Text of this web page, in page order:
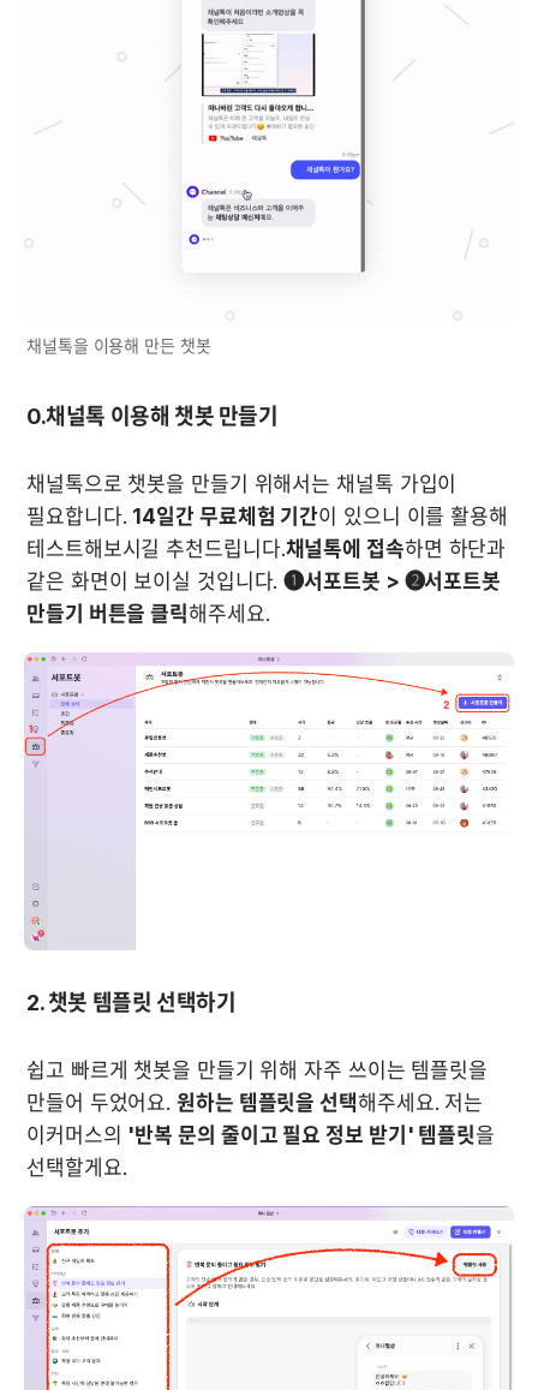
채널톡을 이용해 만든 챗봇
0.채널톡 이용해 챗봇 만들기
채널톡으로 챗봇을 만들기 위해서는 채널톡 가입이
필요합니다. 14일간 무료체험 기간이 있으니 이를 활용해
테스트해보시길 추천드립니다.채널톡에 접속하면 하단과
같은 화면이 보이실 것입니다. ❶서포트봇 > ❷서포트봇
만들기 버튼을 클릭해주세요.
2. 챗봇 템플릿 선택하기
쉽고 빠르게 챗봇을 만들기 위해 자주 쓰이는 템플릿을
만들어 두었어요. 원하는 템플릿을 선택해주세요. 저는
이커머스의 '반복 문의 줄이고 필요 정보 받기' 템플릿을
선택할게요.